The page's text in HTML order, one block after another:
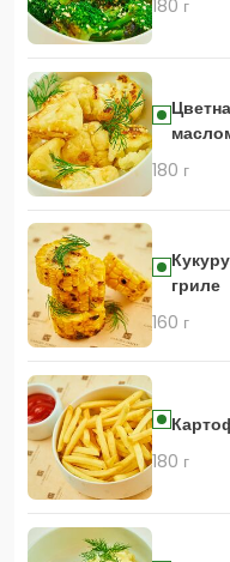
180 г
180 г
гриле
160 г
180 г